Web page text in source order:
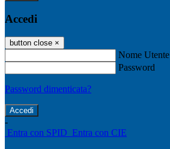
Accedi
button close ×
Nome Utente
Password
Password dimenticata?
-
Entra con SPID Entra con CIE